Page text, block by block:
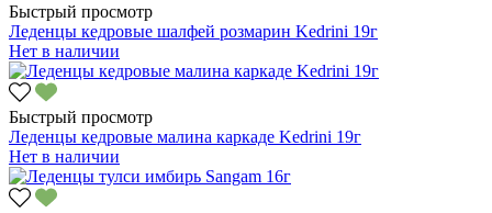
Быстрый просмотр
Леденцы кедровые шалфей розмарин Kedrini 19г
Нет в наличии
Быстрый просмотр
Леденцы кедровые малина каркаде Kedrini 19г
Нет в наличии